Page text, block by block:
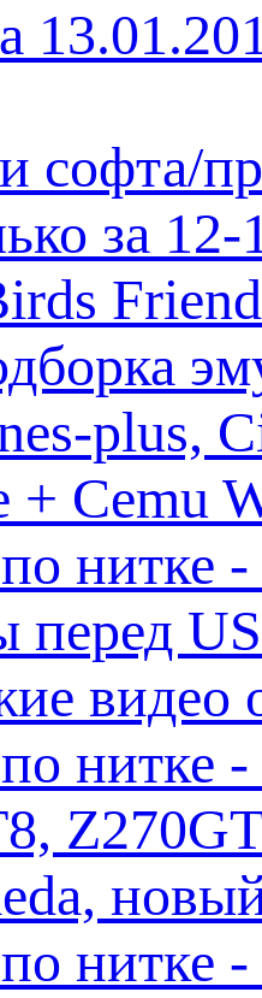
софта/
за
plus,
+ Cemu
нитке
перед
нитке -
нитке -